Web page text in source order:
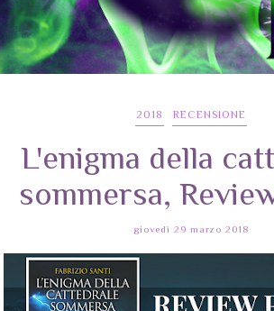
2018 RECENSIONE
L'enigma della
sommersa,
giovedì 29 marzo 2018